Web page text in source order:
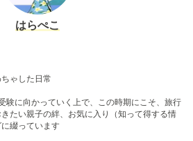
はらぺこ
ゃした日常
験に向かっていく上で、この時期にこそ、旅行
たい親子の絆、お気に入り（知って得する情
綴っています